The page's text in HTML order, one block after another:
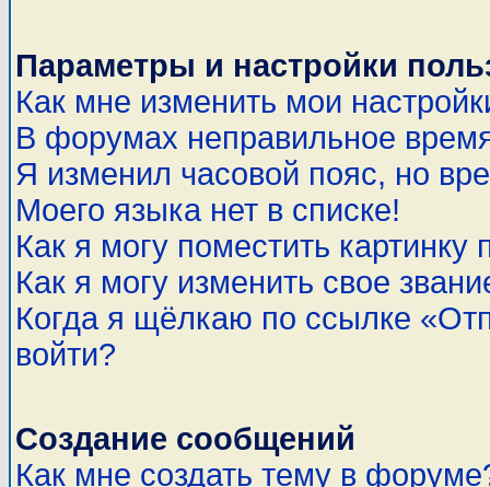
Параметры и настройки
Как мне изменить мои
В форумах неправильное
Я изменил часовой пояс, но
Моего языка нет в списке!
Как я могу поместить
Как я могу изменить свое
Когда я щёлкаю по ссылке
войти?
Создание сообщений
Как мне создать тему в